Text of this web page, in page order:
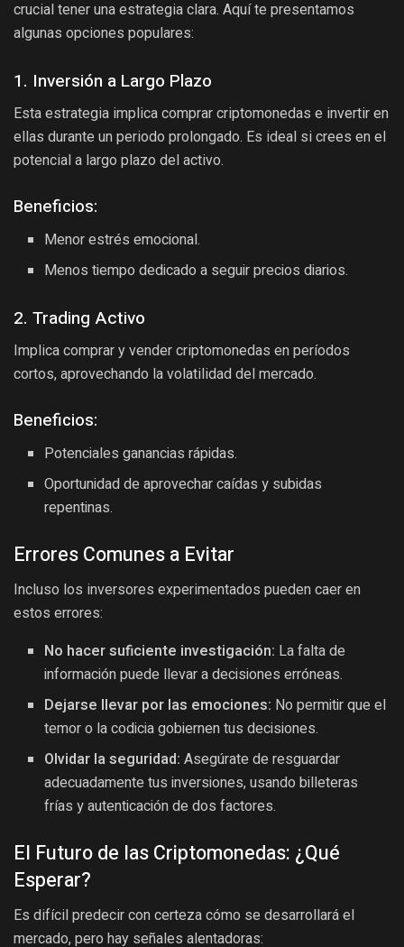
crucial tener una estrategia clara. Aquí te presentamos
algunas opciones populares:
1. Inversión a Largo Plazo
Esta estrategia implica comprar criptomonedas e invertir en
ellas durante un periodo prolongado. Es ideal si crees en el
potencial a largo plazo del activo.
Beneficios:
Menor estrés emocional.
Menos tiempo dedicado a seguir precios diarios.
2. Trading Activo
Implica comprar y vender criptomonedas en períodos
cortos, aprovechando la volatilidad del mercado.
Beneficios:
Potenciales ganancias rápidas.
Oportunidad de aprovechar caídas y subidas
repentinas.
Errores Comunes a Evitar
Incluso los inversores experimentados pueden caer en
estos errores:
No hacer suficiente investigación: La falta de
información puede llevar a decisiones erróneas.
Dejarse llevar por las emociones: No permitir que el
temor o la codicia gobiernen tus decisiones.
Olvidar la seguridad: Asegúrate de resguardar
adecuadamente tus inversiones, usando billeteras
frías y autenticación de dos factores.
El Futuro de las Criptomonedas: ¿Qué
Esperar?
Es difícil predecir con certeza cómo se desarrollará el
mercado, pero hay señales alentadoras: